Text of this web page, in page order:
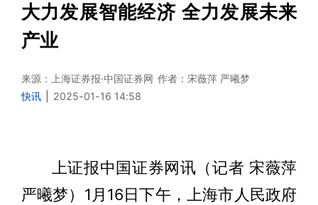
大力发展智能经济 全力发展未来
产业
来源：上海证券报·中国证券网 作者：宋薇萍 严曦梦
快讯
2025-01-16 14:58
上证报中国证券网讯（记者 宋薇萍
严曦梦）1月16日下午，上海市人民政府